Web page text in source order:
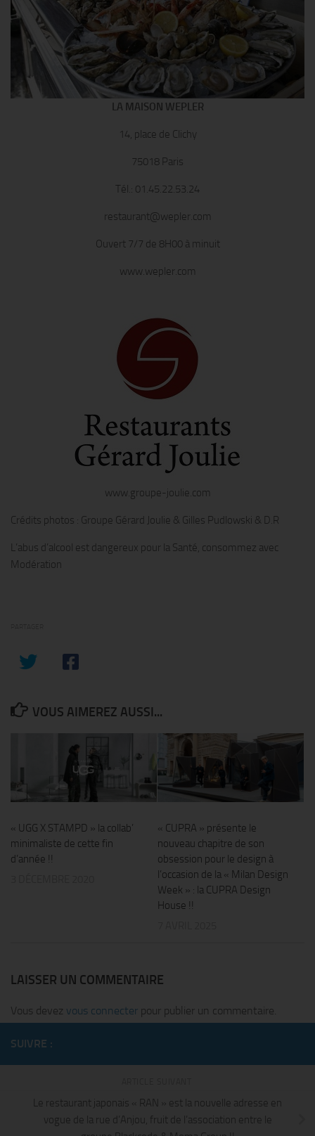
LA MAISON WEPLER
14, place de Clichy
75018 Paris
Tél.: 01.45.22.53.24
restaurant@wepler.com
Ouvert 7/7 de 8H00 à minuit
www.wepler.com
www.groupe-joulie.com
Crédits photos : Groupe Gérard Joulie & Gilles Pudlowski & D.R
L’abus d’alcool est dangereux pour la Santé, consommez avec
Modération
VOUS AIMEREZ AUSSI...
« UGG X STAMPD » la collab’
minimaliste de cette fin
d’année !!
« CUPRA » présente le
nouveau chapitre de son
obsession pour le design à
l’occasion de la « Milan Design
Week » : la CUPRA Design
House !!
LAISSER UN COMMENTAIRE
Vous devez vous connecter pour publier un commentaire.
SUIVRE :
Le restaurant japonais « RAN » est la nouvelle adresse en
vogue de la rue d’Anjou, fruit de l’association entre le